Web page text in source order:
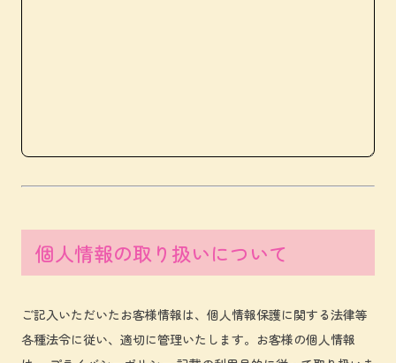
個人情報の取り扱いについて
ご記入いただいたお客様情報は、個人情報保護に関する法律等
各種法令に従い、適切に管理いたします。お客様の個人情報